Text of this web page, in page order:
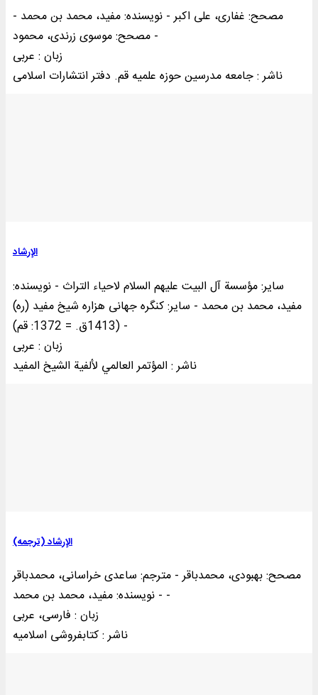
مصحح: غفاری، علی‌ اکبر - نویسنده: مفید، محمد بن محمد -
مصحح: موسوی زرندی، محمود -
زبان : عربی
ناشر : جامعه مدرسین حوزه علمیه قم. دفتر انتشارات اسلامی
الإرشاد
سایر: مؤسسة آل البیت علیهم السلام لاحیاء التراث - نویسنده:
مفید، محمد بن محمد - سایر: کنگره‌ جها‌نی‌ هزاره‌ شیخ‌ مفید (ره‌)
(1413ق‌. = 1372: قم‌) -
زبان : عربی
ناشر : المؤتمر العالمي لألفية الشيخ المفيد
الإرشاد (ترجمه)
مصحح: بهبودی، محمدباقر - مترجم: ساعدی خراسانی، محمدباقر
- نویسنده: مفید، محمد بن محمد -
زبان : فارسی، عربی
ناشر : کتابفروشی اسلاميه